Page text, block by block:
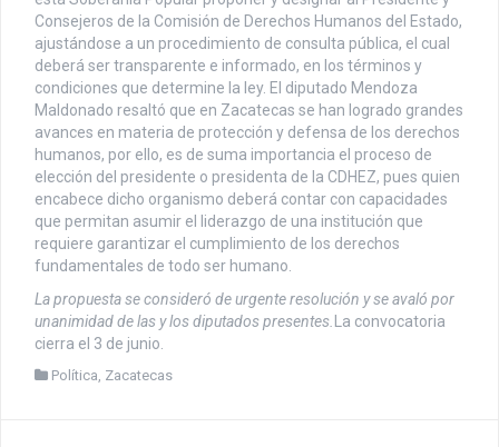
Consejeros de la Comisión de Derechos Humanos del Estado,
ajustándose a un procedimiento de consulta pública, el cual
deberá ser transparente e informado, en los términos y
condiciones que determine la ley. El diputado Mendoza
Maldonado resaltó que en Zacatecas se han logrado grandes
avances en materia de protección y defensa de los derechos
humanos, por ello, es de suma importancia el proceso de
elección del presidente o presidenta de la CDHEZ, pues quien
encabece dicho organismo deberá contar con capacidades
que permitan asumir el liderazgo de una institución que
requiere garantizar el cumplimiento de los derechos
fundamentales de todo ser humano.
La propuesta se consideró de urgente resolución y se avaló por
unanimidad de las y los diputados presentes.
La convocatoria
cierra el 3 de junio.
Política Zacatecas